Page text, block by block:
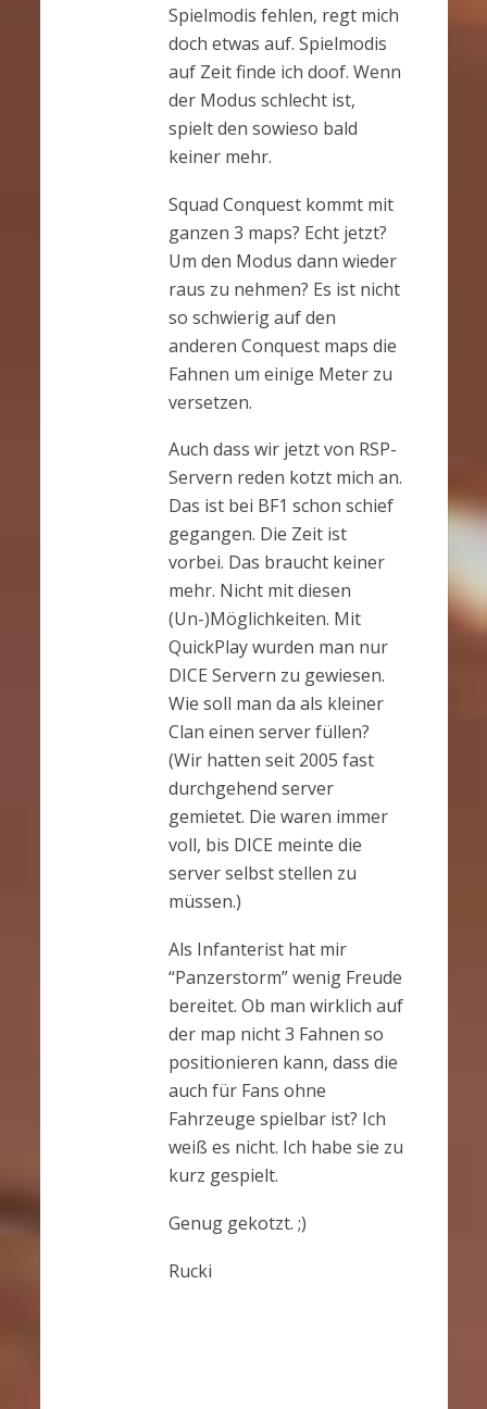
Spielmodis fehlen, regt mich
doch etwas auf. Spielmodis
auf Zeit finde ich doof. Wenn
der Modus schlecht ist,
spielt den sowieso bald
keiner mehr.
Squad Conquest kommt mit
ganzen 3 maps? Echt jetzt?
Um den Modus dann wieder
raus zu nehmen? Es ist nicht
so schwierig auf den
anderen Conquest maps die
Fahnen um einige Meter zu
versetzen.
Auch dass wir jetzt von RSP-
Servern reden kotzt mich an.
Das ist bei BF1 schon schief
gegangen. Die Zeit ist
vorbei. Das braucht keiner
mehr. Nicht mit diesen
(Un-)Möglichkeiten. Mit
QuickPlay wurden man nur
DICE Servern zu gewiesen.
Wie soll man da als kleiner
Clan einen server füllen?
(Wir hatten seit 2005 fast
durchgehend server
gemietet. Die waren immer
voll, bis DICE meinte die
server selbst stellen zu
müssen.)
Als Infanterist hat mir
“Panzerstorm” wenig Freude
bereitet. Ob man wirklich auf
der map nicht 3 Fahnen so
positionieren kann, dass die
auch für Fans ohne
Fahrzeuge spielbar ist? Ich
weiß es nicht. Ich habe sie zu
kurz gespielt.
Genug gekotzt. ;)
Rucki